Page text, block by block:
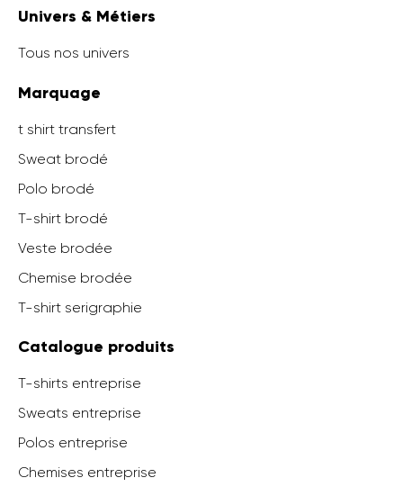
Univers & Métiers
Tous nos univers
Marquage
t shirt transfert
Sweat brodé
Polo brodé
T-shirt brodé
Veste brodée
Chemise brodée
T-shirt serigraphie
Catalogue produits
T-shirts entreprise
Sweats entreprise
Polos entreprise
Chemises entreprise